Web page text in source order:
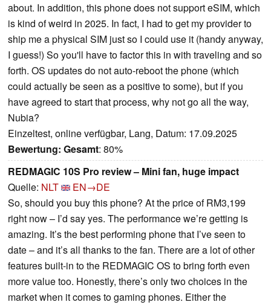
about. In addition, this phone does not support eSIM, which
is kind of weird in 2025. In fact, I had to get my provider to
ship me a physical SIM just so I could use it (handy anyway,
I guess!) So you'll have to factor this in with traveling and so
forth. OS updates do not auto-reboot the phone (which
could actually be seen as a positive to some), but if you
have agreed to start that process, why not go all the way,
Nubia?
Einzeltest, online verfügbar, Lang, Datum: 17.09.2025
Bewertung: Gesamt: 80%
REDMAGIC 10S Pro review – Mini fan, huge impact
Quelle: NLT
EN→DE
So, should you buy this phone? At the price of RM3,199
right now – I’d say yes. The performance we’re getting is
amazing. It’s the best performing phone that I’ve seen to
date – and it’s all thanks to the fan. There are a lot of other
features built-in to the REDMAGIC OS to bring forth even
more value too. Honestly, there’s only two choices in the
market when it comes to gaming phones. Either the